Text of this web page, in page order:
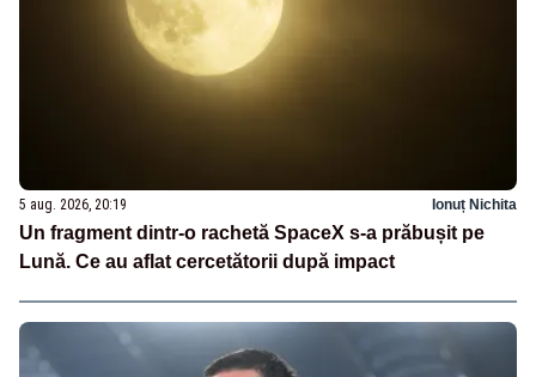
5 aug. 2026, 20:19 Ionuț Nichita
Un fragment dintr-o rachetă SpaceX s-a prăbușit pe
Lună. Ce au aflat cercetătorii după impact